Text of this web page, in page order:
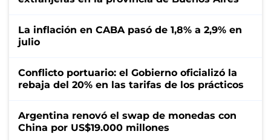
La inflación en CABA pasó de 1,8% a 2,9% en
julio
Conflicto portuario: el Gobierno oficializó la
rebaja del 20% en las tarifas de los prácticos
Argentina renovó el swap de monedas con
China por US$19.000 millones